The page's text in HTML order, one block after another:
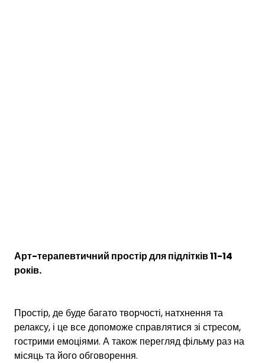
Арт-терапевтичний простір для підлітків 11-14
років.
Простір, де буде багато творчості, натхнення та
релаксу, і це все допоможе справлятися зі стресом,
гострими емоціями. А також перегляд фільму раз на
місяць та його обговорення.